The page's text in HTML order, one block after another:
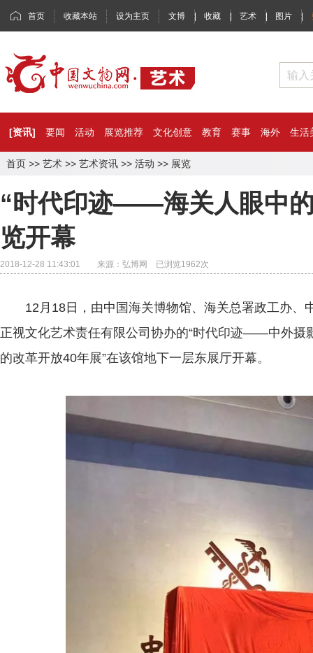
首页 收藏本站 设为主页 文博 | 收藏 | 艺术 | 图片 |
[资讯] 要闻 活动 展览推荐 文化创意 教育 赛事 海外 生活
首页 >> 艺术 >> 艺术资讯 >> 活动 >> 展览
“时代印迹——海关人眼中
览开幕
2018-12-28 11:43:01 来源：弘博网 已浏览1962次
12月18日，由中国海关博物馆、海关总署政工办、
正视文化艺术责任有限公司协办的“时代印迹——中外摄
的改革开放40年展”在该馆地下一层东展厅开幕。